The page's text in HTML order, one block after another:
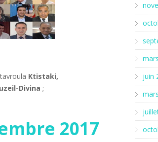
Ktistaki,
Divina ;
2017
juin